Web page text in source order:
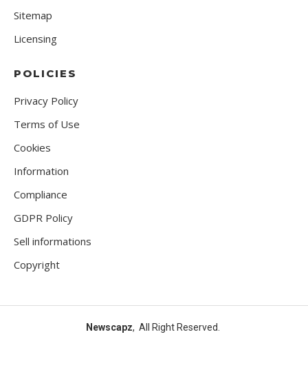
Sitemap
Licensing
POLICIES
Privacy Policy
Terms of Use
Cookies
Information
Compliance
GDPR Policy
Sell informations
Copyright
Newscapz, All Right Reserved.